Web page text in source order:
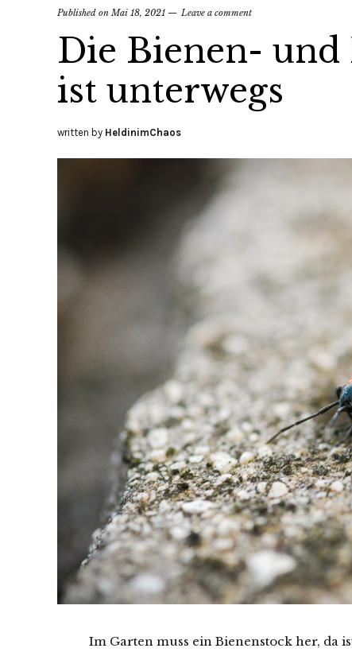
Published onMai 18, 2021 Leave a comment
Die Bienen-
ist unterwegs
written by HeldinimChaos
Im Garten muss ein Bienenstock her, da